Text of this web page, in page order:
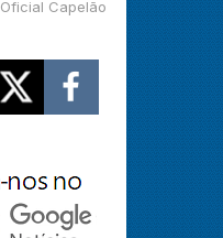
Capelão